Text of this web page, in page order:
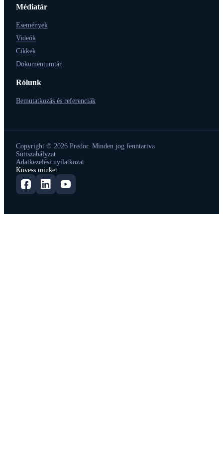
Médiatár
Események
Videók
Cikkek
Dokumentumtár
Rólunk
Bemutatkozás és referenciák
Copyright © 2026 Predor. Minden jog fenntartva
Sütiszabályzat
Adatkezelési nyilatkozat
Kövess minket